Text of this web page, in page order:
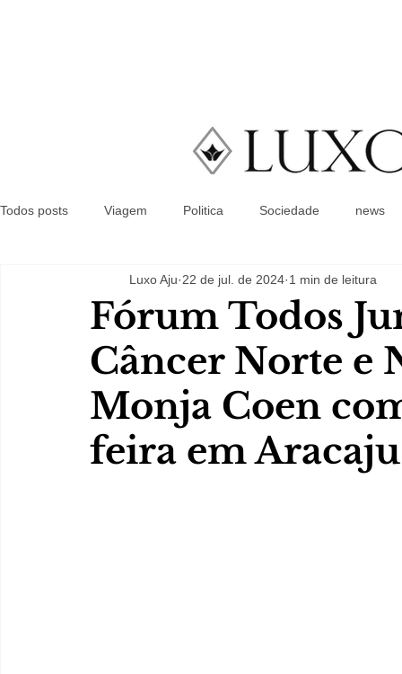
Todos posts Viagem Politica Sociedade news
Fórum Todos
Câncer Norte e
Monja Coen
feira em Aracaju
Luxo Aju 22 de jul. de 2024 1 min de leitura